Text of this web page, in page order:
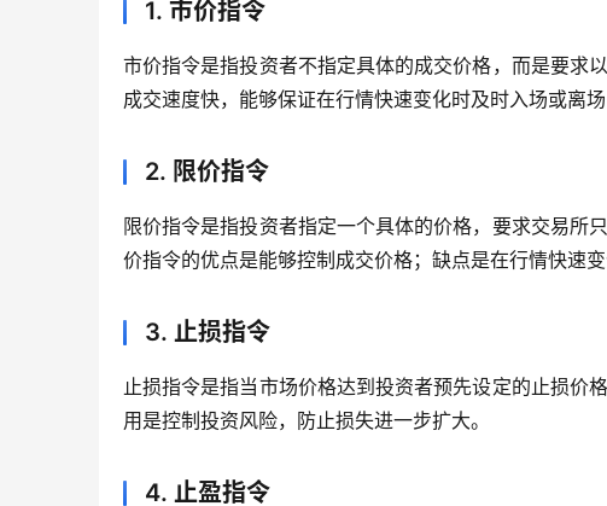
1. 市价指令
市价指令是指投资者不指定具体的成交价格，而是要求
成交速度快，能够保证在行情快速变化时及时入场或离
2. 限价指令
限价指令是指投资者指定一个具体的价格，要求交易所
价指令的优点是能够控制成交价格；缺点是在行情快速变
3. 止损指令
止损指令是指当市场价格达到投资者预先设定的止损价
用是控制投资风险，防止损失进一步扩大。
4. 止盈指令